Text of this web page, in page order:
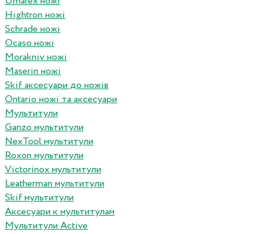
Hightron ножі
Schrade ножі
Ocaso ножі
Morakniv ножі
Maserin ножі
Skif аксесуари до ножів
Ontario ножі та аксесуари
Мультитули
Ganzo мультитули
NexTool мультитули
Roxon мультитули
Victorinox мультитули
Leatherman мультитули
Skif мультитули
Аксесуари к мультитулам
Мультитули Active